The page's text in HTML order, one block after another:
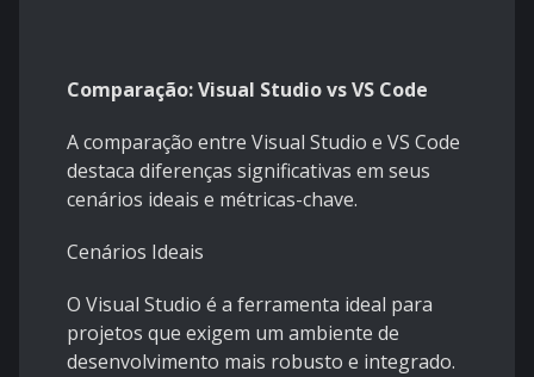
Comparação: Visual Studio vs VS Code
A comparação entre Visual Studio e VS Code
destaca diferenças significativas em seus
cenários ideais e métricas-chave.
Cenários Ideais
O Visual Studio é a ferramenta ideal para
projetos que exigem um ambiente de
desenvolvimento mais robusto e integrado.